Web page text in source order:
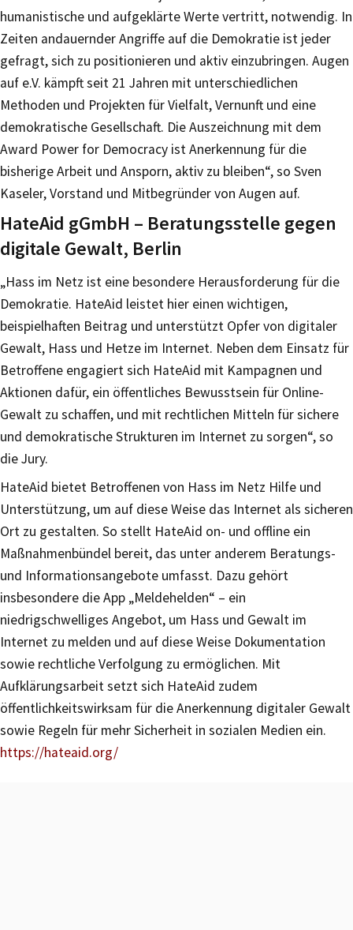
humanistische und aufgeklärte Werte vertritt, notwendig. In
Zeiten andauernder Angriffe auf die Demokratie ist jeder
gefragt, sich zu positionieren und aktiv einzubringen. Augen
auf e.V. kämpft seit 21 Jahren mit unterschiedlichen
Methoden und Projekten für Vielfalt, Vernunft und eine
demokratische Gesellschaft. Die Auszeichnung mit dem
Award Power for Democracy ist Anerkennung für die
bisherige Arbeit und Ansporn, aktiv zu bleiben“, so Sven
Kaseler, Vorstand und Mitbegründer von Augen auf.
HateAid gGmbH – Beratungsstelle gegen
digitale Gewalt, Berlin
„Hass im Netz ist eine besondere Herausforderung für die
Demokratie. HateAid leistet hier einen wichtigen,
beispielhaften Beitrag und unterstützt Opfer von digitaler
Gewalt, Hass und Hetze im Internet. Neben dem Einsatz für
Betroffene engagiert sich HateAid mit Kampagnen und
Aktionen dafür, ein öffentliches Bewusstsein für Online-
Gewalt zu schaffen, und mit rechtlichen Mitteln für sichere
und demokratische Strukturen im Internet zu sorgen“, so
die Jury.
HateAid bietet Betroffenen von Hass im Netz Hilfe und
Unterstützung, um auf diese Weise das Internet als sicheren
Ort zu gestalten. So stellt HateAid on- und offline ein
Maßnahmenbündel bereit, das unter anderem Beratungs-
und Informationsangebote umfasst. Dazu gehört
insbesondere die App „Meldehelden“ – ein
niedrigschwelliges Angebot, um Hass und Gewalt im
Internet zu melden und auf diese Weise Dokumentation
sowie rechtliche Verfolgung zu ermöglichen. Mit
Aufklärungsarbeit setzt sich HateAid zudem
öffentlichkeitswirksam für die Anerkennung digitaler Gewalt
sowie Regeln für mehr Sicherheit in sozialen Medien ein.
https://hateaid.org/